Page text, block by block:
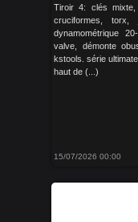
Tiroir 4: clés
cruciformes,
dynamométrique
valve, démonte
kstools. série
haut de (...)
15/07/2026 00:00